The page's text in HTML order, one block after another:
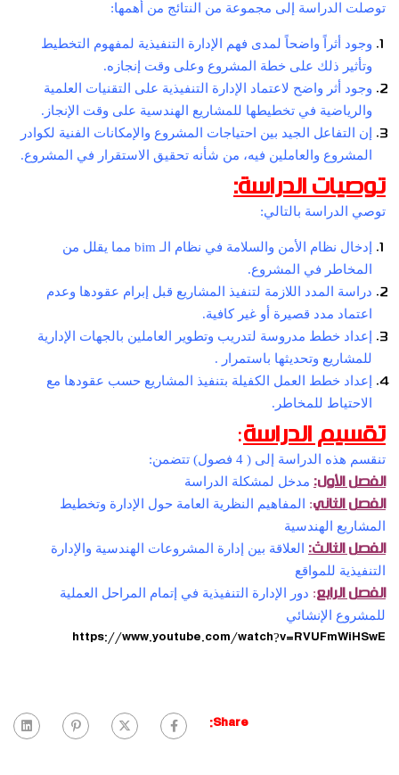
توصلت الدراسة إلى مجموعة من النتائج من أهمها:
وجود أثراً واضحاً لمدى فهم الإدارة التنفيذية لمفهوم التخطيط
وتأثير ذلك على خطة المشروع وعلى وقت إنجازه.
وجود أثر واضح لاعتماد الإدارة التنفيذية على التقنيات العلمية
والرياضية في تخطيطها للمشاريع الهندسية على وقت الإنجاز.
إن التفاعل الجيد بين احتياجات المشروع والإمكانات الفنية لكوادر
المشروع والعاملين فيه، من شأنه تحقيق الاستقرار في المشروع.
توصيات الدراسة:
توصي الدراسة بالتالي:
إدخال نظام الأمن والسلامة في نظام الـ bim مما يقلل من
المخاطر في المشروع.
دراسة المدد اللازمة لتنفيذ المشاريع قبل إبرام عقودها وعدم
اعتماد مدد قصيرة أو غير كافية.
إعداد خطط مدروسة لتدريب وتطوير العاملين بالجهات الإدارية
للمشاريع وتحديثها باستمرار .
إعداد خطط العمل الكفيلة بتنفيذ المشاريع حسب عقودها مع
الاحتياط للمخاطر.
تقسيم الدراسة:
تنقسم هذه الدراسة إلى ( 4 فصول) تتضمن:
الفصل الأول: مدخل لمشكلة الدراسة
الفصل الثاني: المفاهيم النظرية العامة حول الإدارة وتخطيط
المشاريع الهندسية
الفصل الثالث: العلاقة بين إدارة المشروعات الهندسية والإدارة
التنفيذية للمواقع
الفصل الرابع: دور الإدارة التنفيذية في إتمام المراحل العملية
للمشروع الإنشائي
https://www.youtube.com/watch?v=RVUFmWiHSwE
Share: